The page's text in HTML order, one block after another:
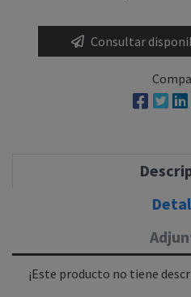
Consultar
¡Este producto no tiene